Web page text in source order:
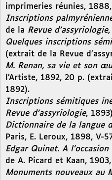
imprimeries réunies,
Inscriptions
de la Revue d’assyriologie,
Quelques inscriptions
(extrait de la Revue
M. Renan, sa vie et son
l’Artiste, 1892, 20 p.
1892).
Inscriptions sémitiques
Revue d’assyriologie,
Dictionnaire de la langue
Paris, E. Leroux, 1898, V-
Edgar Quinet. A
de A. Picard et Kaan,
Monuments nouveaux au